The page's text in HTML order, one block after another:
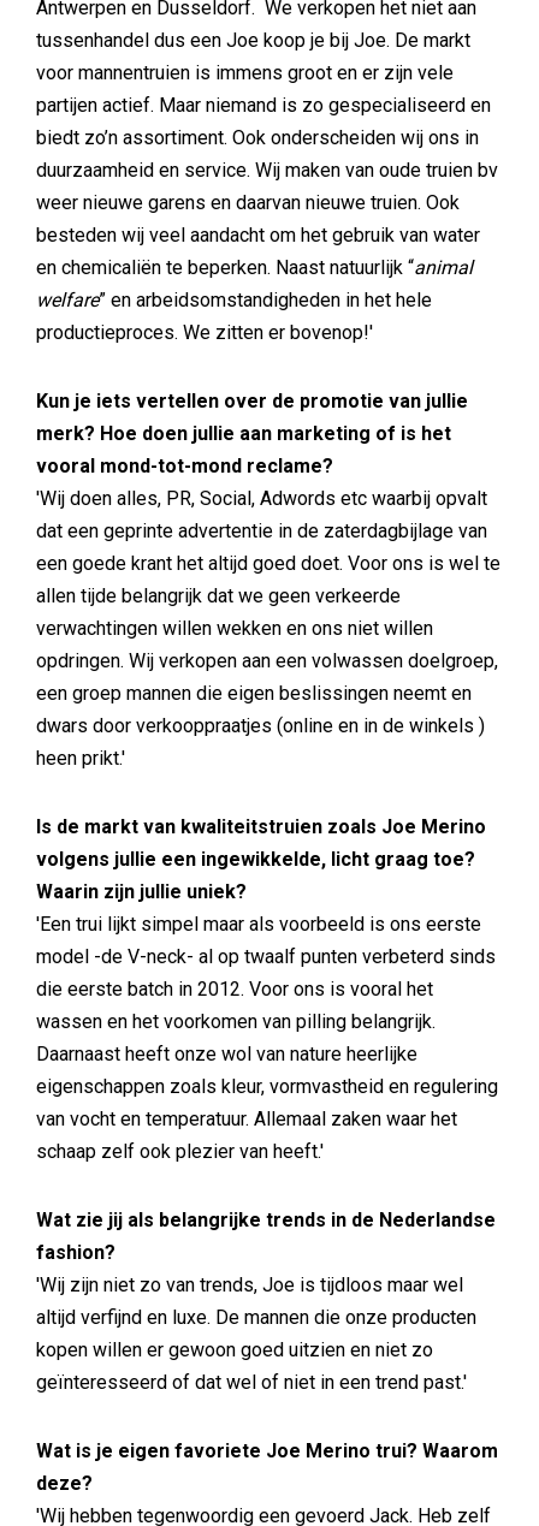
Antwerpen en Dusseldorf. We verkopen het niet aan
tussenhandel dus een Joe koop je bij Joe. De markt
voor mannentruien is immens groot en er zijn vele
partijen actief. Maar niemand is zo gespecialiseerd en
biedt zo’n assortiment. Ook onderscheiden wij ons in
duurzaamheid en service. Wij maken van oude truien bv
weer nieuwe garens en daarvan nieuwe truien. Ook
besteden wij veel aandacht om het gebruik van water
en chemicaliën te beperken. Naast natuurlijk “animal
welfare” en arbeidsomstandigheden in het hele
productieproces. We zitten er bovenop!'
Kun je iets vertellen over de promotie van jullie
merk? Hoe doen jullie aan marketing of is het
vooral mond-tot-mond reclame?
'Wij doen alles, PR, Social, Adwords etc waarbij opvalt
dat een geprinte advertentie in de zaterdagbijlage van
een goede krant het altijd goed doet. Voor ons is wel te
allen tijde belangrijk dat we geen verkeerde
verwachtingen willen wekken en ons niet willen
opdringen. Wij verkopen aan een volwassen doelgroep,
een groep mannen die eigen beslissingen neemt en
dwars door verkooppraatjes (online en in de winkels )
heen prikt.'
Is de markt van kwaliteitstruien zoals Joe Merino
volgens jullie een ingewikkelde, licht graag toe?
Waarin zijn jullie uniek?
'Een trui lijkt simpel maar als voorbeeld is ons eerste
model -de V-neck- al op twaalf punten verbeterd sinds
die eerste batch in 2012. Voor ons is vooral het
wassen en het voorkomen van pilling belangrijk.
Daarnaast heeft onze wol van nature heerlijke
eigenschappen zoals kleur, vormvastheid en regulering
van vocht en temperatuur. Allemaal zaken waar het
schaap zelf ook plezier van heeft.'
Wat zie jij als belangrijke trends in de Nederlandse
fashion?
'Wij zijn niet zo van trends, Joe is tijdloos maar wel
altijd verfijnd en luxe. De mannen die onze producten
kopen willen er gewoon goed uitzien en niet zo
geïnteresseerd of dat wel of niet in een trend past.'
Wat is je eigen favoriete Joe Merino trui? Waarom
deze?
'Wij hebben tegenwoordig een gevoerd Jack. Heb zelf